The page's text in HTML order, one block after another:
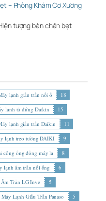
– Phòng Khám Cơ Xương
tượng bàn chân bẹt
lạnh giấu trần nối ố
18
lạnh tủ đứng Daikin
15
lạnh giấu trần Daikin
11
lạnh treo tường DAIKI
9
công ống đồng máy lạ
8
lạnh âm trần nối ống
6
Trần LG Inve
5
Máy Lạnh Giấu Trần Panaso
5